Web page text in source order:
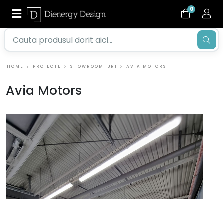
0
HOME PROIECTE SHOWROOM-URI AVIA MOTORS
Avia Motors